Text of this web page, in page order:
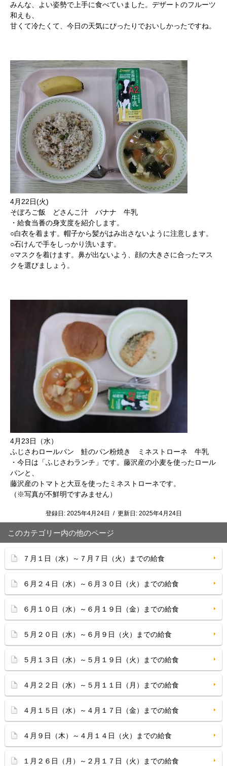
みんな、よい姿勢で上手に食べていました。デザートのフルーツ
和えも、
甘くて冷たくて、今日の天気にぴったりでおいしかったですね。
4月22日(火)
そぼろご飯 どさんこ汁 バナナ 牛乳
・給食当番の身支度を紹介します。
○白衣を着ます。帽子から髪がはみ出さないように注意します。
○石けんで手をしっかり洗います。
○マスクを着けます。鼻が出ないよう、顔の大きさに合ったマス
クを選びましょう。
4月23日（水）
ふじさわロールパン 鮭のパン粉焼き ミネストローネ 牛乳
・今日は「ふじさわランチ」です。藤沢産の小麦を使ったロール
パンと、
藤沢産のトマトと大豆を使ったミネストローネです。
（※写真が不鮮明ですみません）
登録日: 2025年4月24日 / 更新日: 2025年4月24日
このカテゴリー内の他のページ
７月１日（水）～７月７日（火）までの給食
６月２４日（水）～６月３０日（火）までの給食
６月１０日（水）～６月１９日（金）までの給食
５月２０日（水）～６月９日（火）までの給食
５月１３日（水）～５月１９日（火）までの給食
４月２２日（水）～５月１１日（月）までの給食
４月１５日（水）～４月１７日（金）までの給食
４月９日（木）～４月１４日（火）までの給食
１月２６日（月）～２月１７日（火）までの給食